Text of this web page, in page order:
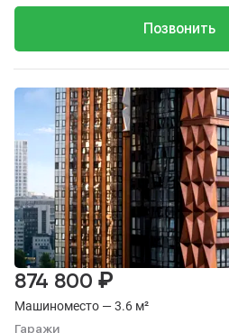
Позвонить
Машиноместо — 3.6 м²
Гаражи
874 800 ₽